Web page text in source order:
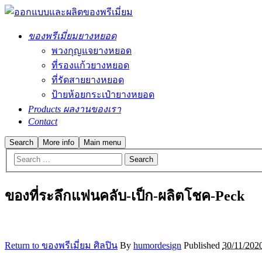
ของพรีเมี่ยมยางหยอด
พวงกุญแจยางหยอด
ที่รองแก้วยางหยอด
ที่รัดสายยางหยอด
ป้ายห้อยกระเป๋ายางหยอด
Products ผลงานของเรา
Contact
Search More info Main menu
ของที่ระลึกแฟนคลับ-เป็ก-ผลิตโชค-Peck
Return to ของพรีเมี่ยม ศิลปิน By humordesign Published 30/11/